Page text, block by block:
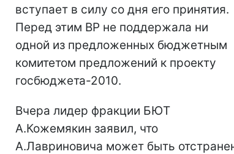
вступает в силу со дня его принятия.
Перед этим ВР не поддержала ни
одной из предложенных бюджетным
комитетом предложений к проекту
госбюджета-2010.
Вчера лидер фракции БЮТ
А.Кожемякин заявил, что
А.Лавриновича может быть